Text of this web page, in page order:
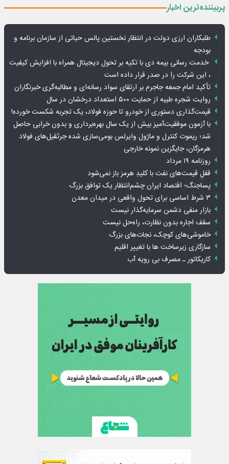
پربیننده‌ترین اخبار
طلبکاران ارزی دولت در انتظار نخستین پالس حیاتی از سازمان برنامه و
بودجه
خدمت رسانی بیمه دی با تکیه بر تحول دیجیتال همراه با افزایش کیفیت
، این شرکت را در صدر قرار داده است
تأکید امام جمعه جاجرم بر ارتقای سواد رسانه‌ای و مطالبه‌گری خبرنگاران
روایت شجره طیبه از حمایت ۵۰۰ استعداد درخشان در سال
قیمت‌گذاری دستوری از خودرو تا حوزه فولاد، یک تجربه شکست خورده!
با آزمون موفقیت‌آمیز بیش از یک سال بهره‌برداری و بدون خرابی حاصل
شد؛ ریموت کنترل و ماژول وایرلس بومی‌سازی شده جرثقیل‌های فولاد
هرمزگان، جایگزین نمونه خارجی
روزنامه ۱۹ مرداد
قفلِ قیمت‌های نفت با کلیدِ هرمز باز نمی‌شود
پساجنگ؛ اقتصاد ایران چشم‌انتظار یک توافق بزرگ
۳ شرط اساسی برای تحول واقعی در میدان معدن
بازار منفی دشمن سرمایه‌گذار نیست
سقف اجاره بدون نظارت، راه‌حل نیست
خاموشی‌های کوچک، نجات‌های بزرگ
سازگاری زیرساخت ها با تغییر اقلیم
کاریکاتور ـ مصرف بی رویه آب